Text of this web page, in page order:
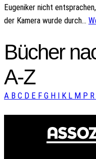
Eugeniker nicht
der Kamera wurde durch…
Bücher
A-Z
A B C D E F G H I K L M P R